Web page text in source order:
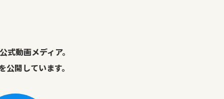
式動画メディア。
開しています。